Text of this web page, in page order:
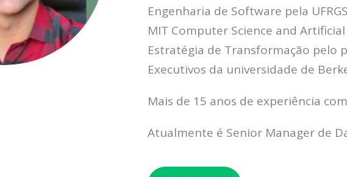
Engenharia de Software pela
MIT Computer Science and
Estratégia de Transformação pelo
Executivos da universidade de
Mais de 15 anos de experiência
Atualmente é Senior Manager de